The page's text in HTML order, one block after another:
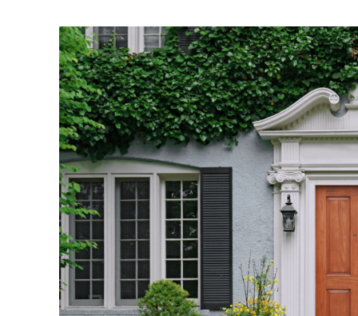
Wie
im
Hotel:
Den
Eingangsbereich
edel
gestalten